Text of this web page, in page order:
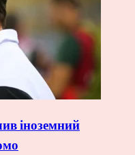
іноземний